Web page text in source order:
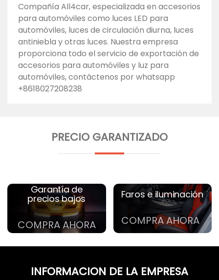
Compañía All4car, especializada en accesorios
para automóviles como luces LED para
automóviles, luces de circulación diurna, luces
antiniebla y otras luces. Nuestra empresa
proporciona todo el servicio de exportación de
accesorios para automóviles y luz para
automóviles, contáctenos por whatsapp
+8618027208238
PRECIO GARANTIZADO
Garantía de
precios bajos
COMPRA AHORA
Faros e iluminación
COMPRA AHORA
INFORMACION DE LA EMPRESA